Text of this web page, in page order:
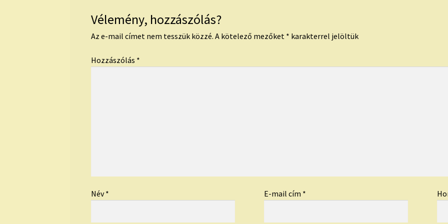
Vélemény, hozzászólás?
Az e-mail címet nem tesszük közzé. A kötelező mezőket * karakterrel jelöltük
Hozzászólás *
Név* E-mail cím *